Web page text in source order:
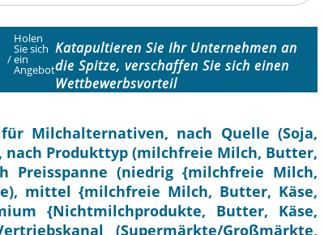
/
Holen
Sie sich
ein
Angebot
Katapultieren Sie Ihr Unternehmen an
die Spitze, verschaffen Sie sich einen
Wettbewerbsvorteil
Milchalternativen, nach Quelle (Soja,
nach Produkttyp (milchfreie Milch, Butter,
Preisspanne (niedrig {milchfreie Milch,
mittel {milchfreie Milch, Butter, Käse,
{Nichtmilchprodukte, Butter, Käse,
(Supermärkte/Großmärkte,